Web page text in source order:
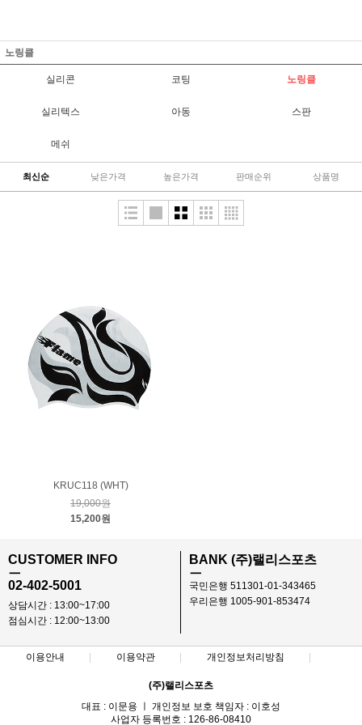
노링클
실리콘 코팅 노링클
실리텍스 아동 스판
메쉬
최신순 낮은가격 높은가격 판매순위 상품명
KRUC118 (WHT)
19,000원
15,200원
CUSTOMER INFO
ㅡ
02-402-5001
상담시간 : 13:00~17:00
점심시간 : 12:00~13:00
BANK (주)랠리스포츠
ㅡ
국민은행 511301-01-343465
우리은행 1005-901-853474
이용안내 이용약관 개인정보처리방침
(주)랠리스포츠
대표 : 이문용 ㅣ 개인정보 보호 책임자 : 이호성
사업자 등록번호 : 126-86-08410